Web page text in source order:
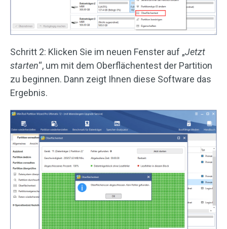
Schritt 2: Klicken Sie im neuen Fenster auf „Jetzt
starten“, um mit dem Oberflächentest der Partition
zu beginnen. Dann zeigt Ihnen diese Software das
Ergebnis.